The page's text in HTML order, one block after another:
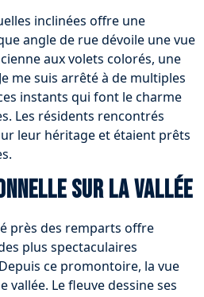
inclinées offre une
angle de rue dévoile une vue
aux volets colorés, une
me suis arrêté à de multiples
instants qui font le charme
Les résidents rencontrés
leur héritage et étaient prêts
sur la vallée
près des remparts offre
plus spectaculaires
ce promontoire, la vue
vallée. Le fleuve dessine ses